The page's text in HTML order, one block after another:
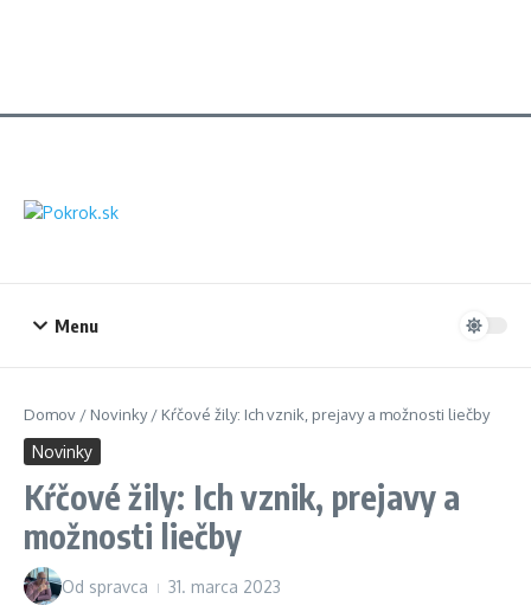
Menu
Domov / Novinky/ Kŕčové žily: Ich vznik, prejavy a možnosti liečby
Novinky
Kŕčové žily: Ich vznik, prejavy a
možnosti liečby
Od spravca 31. marca 2023